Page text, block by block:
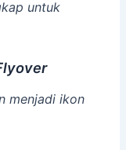
untuk
menjadi ikon